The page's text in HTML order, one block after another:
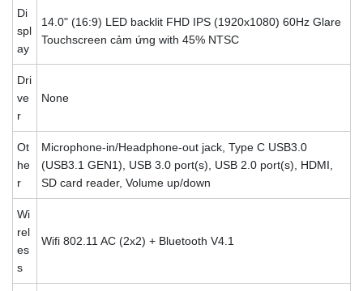
Di
spl
ay
14.0" (16:9) LED backlit FHD IPS (1920x1080) 60Hz Glare
Touchscreen cảm ứng with 45% NTSC
Dri
ve
r
None
Ot
he
r
Microphone-in/Headphone-out jack, Type C USB3.0
(USB3.1 GEN1), USB 3.0 port(s), USB 2.0 port(s), HDMI,
SD card reader, Volume up/down
Wi
rel
es
s
Wifi 802.11 AC (2x2) + Bluetooth V4.1